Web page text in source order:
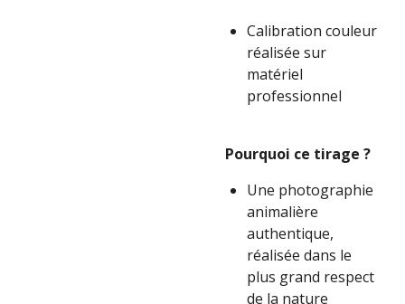
Calibration couleur
réalisée sur
matériel
professionnel
Pourquoi ce tirage ?
Une photographie
animalière
authentique,
réalisée dans le
plus grand respect
de la nature